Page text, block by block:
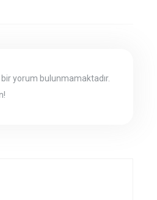
yorum bulunmamaktadır.